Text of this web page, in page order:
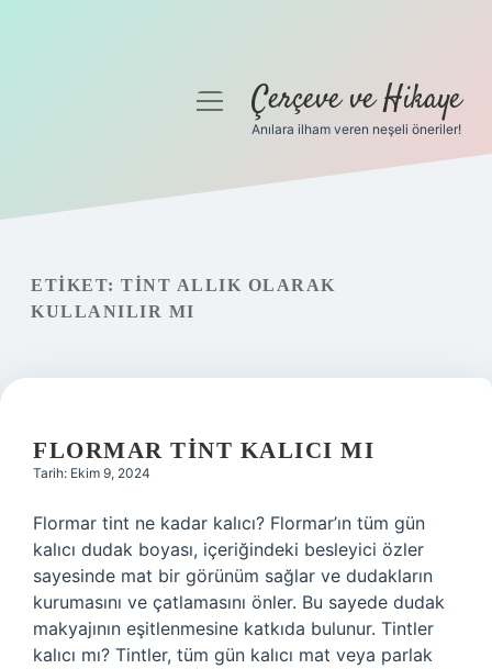
Gizlilik Politikası
Hakkımızda
menüyüÇerçeve ve Hikaye
Anılara ilham veren neşeli öneriler!
ETIKET: TINT ALLIK OLARAK
KULLANILIR MI
FLORMAR TINT KALICI MI
Tarih: Ekim 9, 2024
Flormar tint ne kadar kalıcı? Flormar’ın tüm gün
kalıcı dudak boyası, içeriğindeki besleyici özler
sayesinde mat bir görünüm sağlar ve dudakların
kurumasını ve çatlamasını önler. Bu sayede dudak
makyajının eşitlenmesine katkıda bulunur. Tintler
kalıcı mı? Tintler, tüm gün kalıcı mat veya parlak